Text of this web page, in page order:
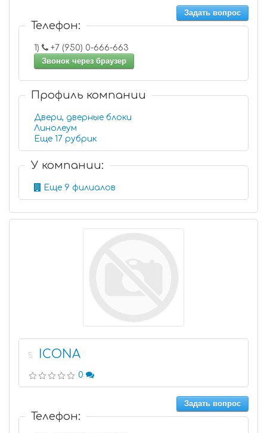
Задать вопрос
Телефон:
1)
+7 (950) 0-666-663
Звонок через браузер
Профиль компании
Двери, дверные блоки
Линолеум
Еще 17 рубрик
У компании:
Еще 9 филиалов
5 ICONA
0
Задать вопрос
Телефон: